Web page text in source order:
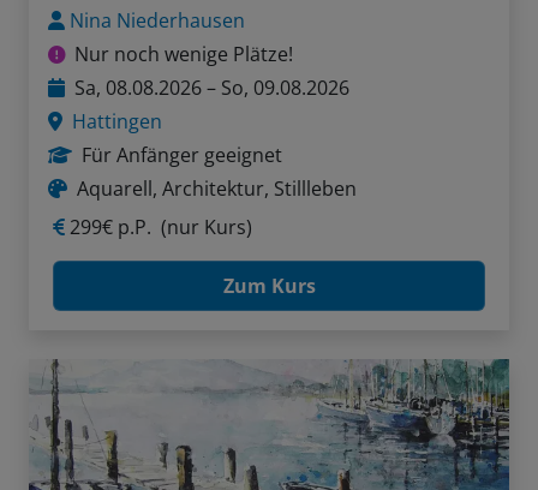
Nina Niederhausen
Nur noch wenige Plätze!
Sa, 08.08.2026 – So, 09.08.2026
Hattingen
Für Anfänger geeignet
Aquarell, Architektur, Stillleben
299€ p.P. (nur Kurs)
Zum Kurs